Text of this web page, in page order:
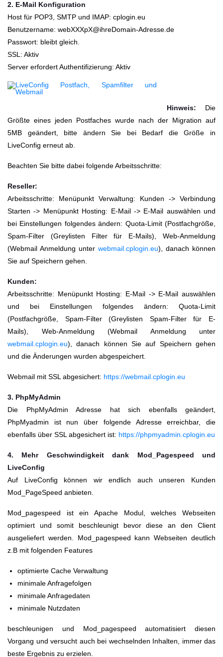
2. E-Mail Konfiguration
Host für POP3, SMTP und IMAP: cplogin.eu
Benutzername: webXXXpX@ihreDomain-Adresse.de
Passwort: bleibt gleich.
SSL: Aktiv
Server erfordert Authentifizierung: Aktiv
Hinweis: Die
Größte eines jeden Postfaches wurde nach der Migration auf
5MB geändert, bitte ändern Sie bei Bedarf die Größe in
LiveConfig erneut ab.
Beachten Sie bitte dabei folgende Arbeitsschritte:
Reseller:
Arbeitsschritte: Menüpunkt Verwaltung: Kunden -> Verbindung
Starten -> Menüpunkt Hosting: E-Mail -> E-Mail auswählen und
bei Einstellungen folgendes ändern: Quota-Limit (Postfachgröße,
Spam-Filter (Greylisten Filter für E-Mails), Web-Anmeldung
(Webmail Anmeldung unter webmail.cplogin.eu), danach können
Sie auf Speichern gehen.
Kunden:
Arbeitsschritte: Menüpunkt Hosting: E-Mail -> E-Mail auswählen
und bei Einstellungen folgendes ändern: Quota-Limit
(Postfachgröße, Spam-Filter (Greylisten Spam-Filter für E-
Mails), Web-Anmeldung (Webmail Anmeldung unter
webmail.cplogin.eu), danach können Sie auf Speichern gehen
und die Änderungen wurden abgespeichert.
Webmail mit SSL abgesichert: https://webmail.cplogin.eu
3. PhpMyAdmin
Die PhpMyAdmin Adresse hat sich ebenfalls geändert,
PhpMyadmin ist nun über folgende Adresse erreichbar, die
ebenfalls über SSL abgesichert ist: https://phpmyadmin.cplogin.eu
4. Mehr Geschwindigkeit dank Mod_Pagespeed und
LiveConfig
Auf LiveConfig können wir endlich auch unseren Kunden
Mod_PageSpeed anbieten.
Mod_pagespeed ist ein Apache Modul, welches Webseiten
optimiert und somit beschleunigt bevor diese an den Client
ausgeliefert werden. Mod_pagespeed kann Webseiten deutlich
z.B mit folgenden Features
optimierte Cache Verwaltung
minimale Anfragefolgen
minimale Anfragedaten
minimale Nutzdaten
beschleunigen und Mod_pagespeed automatisiert diesen
Vorgang und versucht auch bei wechselnden Inhalten, immer das
beste Ergebnis zu erzielen.